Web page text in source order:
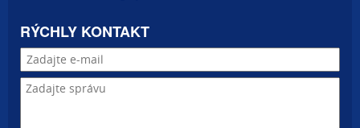
RÝCHLY KONTAKT